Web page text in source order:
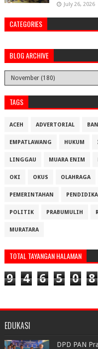
July 26, 2026
CATEGORIES
BLOG ARCHIVE
TAGS
ACEH ADVERTORIAL
EMPATLAWANG HUKUM
LINGGAU MUARA ENIM
OKI OKUS OLAHRAGA
PEMERINTAHAN
POLITIK PRABUMULIH
MURATARA
TOTAL TAYANGAN HALAMAN
9 4 6 5 0 8
EDUKASI
DPD PAN